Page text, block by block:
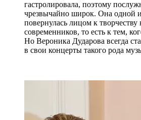
гастролировала, поэтому
чрезвычайно широк. Она одной
повернулась лицом к творчеству
современников, то есть к тем,
Но Вероника Дударова всегда
в свои концерты такого рода